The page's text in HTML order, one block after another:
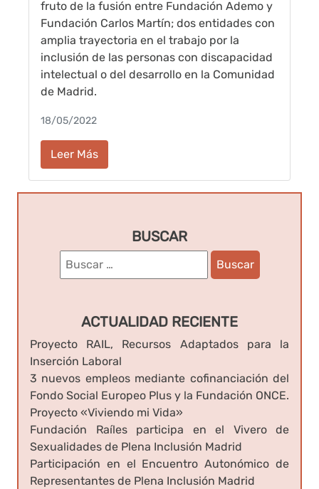
fruto de la fusión entre Fundación Ademo y
Fundación Carlos Martín; dos entidades con
amplia trayectoria en el trabajo por la
inclusión de las personas con discapacidad
intelectual o del desarrollo en la Comunidad
de Madrid.
18/05/2022
Leer Más
BUSCAR
Buscar:
ACTUALIDAD RECIENTE
Proyecto RAIL, Recursos Adaptados para la
Inserción Laboral
3 nuevos empleos mediante cofinanciación del
Fondo Social Europeo Plus y la Fundación ONCE.
Proyecto «Viviendo mi Vida»
Fundación Raíles participa en el Vivero de
Sexualidades de Plena Inclusión Madrid
Participación en el Encuentro Autonómico de
Representantes de Plena Inclusión Madrid